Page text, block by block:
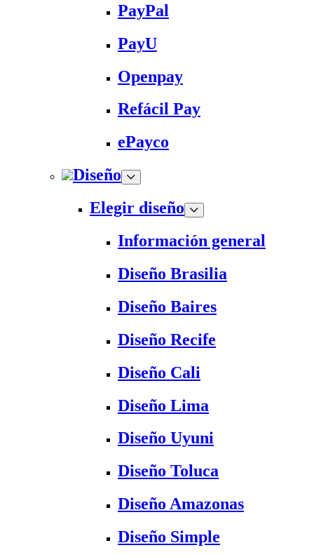
PayPal
PayU
Openpay
Refácil Pay
ePayco
Diseño
Elegir diseño
Información general
Diseño Brasilia
Diseño Baires
Diseño Recife
Diseño Cali
Diseño Lima
Diseño Uyuni
Diseño Toluca
Diseño Amazonas
Diseño Simple